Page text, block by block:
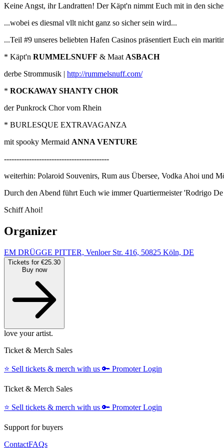
Keine Angst, ihr Landratten! Der Käpt'n nimmt Euch mit in den
...wobei es diesmal vllt nicht ganz so sicher sein wird...
...Teil #9 unseres beliebten Hafen Casinos präsentiert Euch ein
* Käpt'n RUMMELSNUFF & MaatASBACH
derbe Strommusik | http://rummelsnuff.com/
* ROCKAWAY SHANTY CHOR
der Punkrock Chor vom Rhein
* BURLESQUE EXTRAVAGANZA
mit spooky Mermaid ANNA VENTURE
------------------------------------------
weiterhin: Polaroid Souvenirs, Rum aus Übersee, Vodka Ahoi und
Durch den Abend führt Euch wie immer Quartiermeister 'Rodrigo
Schiff Ahoi!
Organizer
EM DRÜGGE PITTER, Venloer Str. 416, 50825 Köln, DE
Tickets for €25.30
Buy now
love your artist.
Ticket & Merch Sales
⭐️ Sell tickets & merch with us 🔑 Promoter Login
Ticket & Merch Sales
⭐️ Sell tickets & merch with us 🔑 Promoter Login
Support for buyers
ContactFAQs